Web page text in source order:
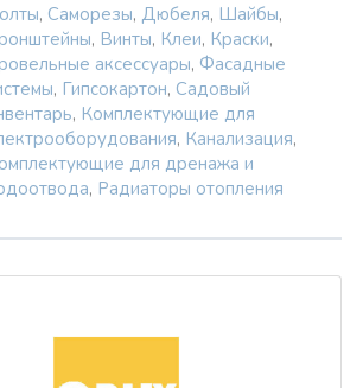
, Саморезы, Дюбеля, Шайбы,
, Винты, Клеи, Краски,
аксессуары, Фасадные
, Гипсокартон, Садовый
, Комплектующие для
, Канализация,
для дренажа и
, Радиаторы отопления